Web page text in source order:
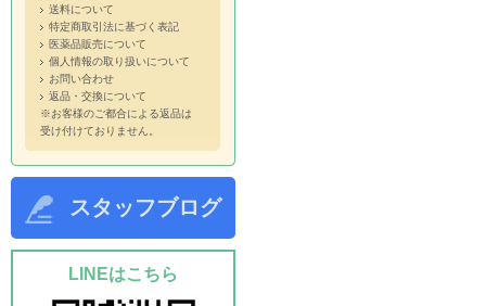
送料について
特定商取引法に基づく表記
医薬品販売について
個人情報の取り扱いについて
お問い合わせ
返品・交換について
※お客様のご都合による返品は
受け付けておりません。
スタッフブログ
LINEはこちら